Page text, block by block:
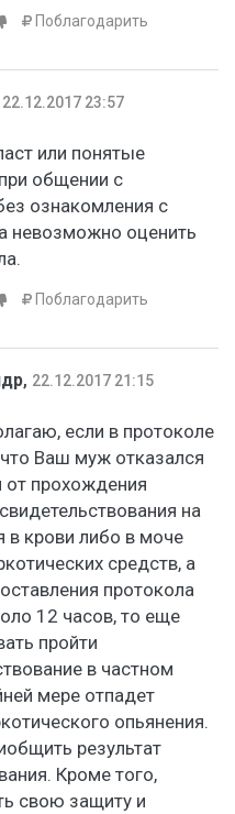
Поблагодарить
22.12.2017 23:57
или понятые
общении с
ознакомления с
невозможно оценить
Поблагодарить
, 22.12.2017 21:15
если в протоколе
Ваш муж отказался
от прохождения
на
в крови либо в моче
средств, а
протокола
12 часов, то еще
пройти
в частном
мере отпадет
опьянения.
результат
Кроме того,
свою защиту и